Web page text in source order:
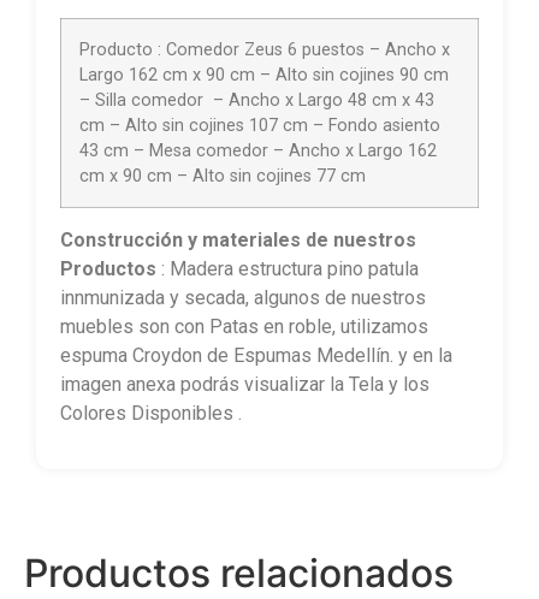
Producto : Comedor Zeus 6 puestos – Ancho x
Largo 162 cm x 90 cm – Alto sin cojines 90 cm
– Silla comedor – Ancho x Largo 48 cm x 43
cm – Alto sin cojines 107 cm – Fondo asiento
43 cm – Mesa comedor – Ancho x Largo 162
cm x 90 cm – Alto sin cojines 77 cm
Construcción y materiales de nuestros
Productos : Madera estructura pino patula
innmunizada y secada, algunos de nuestros
muebles son con Patas en roble, utilizamos
espuma Croydon de Espumas Medellín. y en la
imagen anexa podrás visualizar la Tela y los
Colores Disponibles .
Productos relacionados